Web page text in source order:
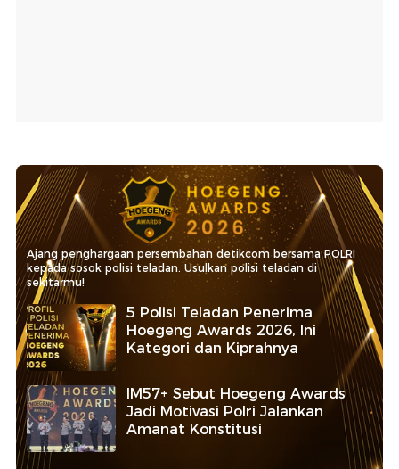
Ajang penghargaan persembahan detikcom bersama POLRI
kepada sosok polisi teladan. Usulkan polisi teladan di
sekitarmu!
5 Polisi Teladan Penerima
Hoegeng Awards 2026, Ini
Kategori dan Kiprahnya
IM57+ Sebut Hoegeng Awards
Jadi Motivasi Polri Jalankan
Amanat Konstitusi